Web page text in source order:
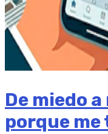
De miedo
porque me